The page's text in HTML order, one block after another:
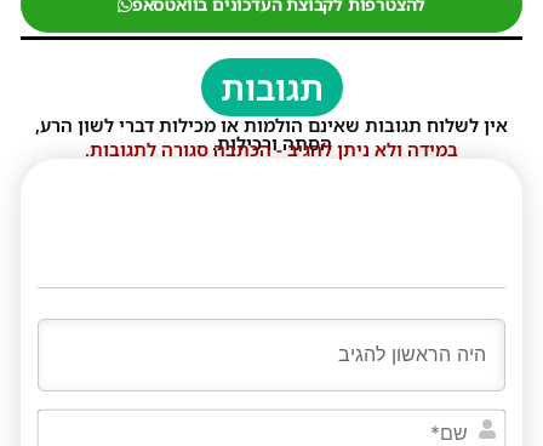
תגובות
אין לשלוח תגובות שאינם הולמות או מכילות דברי לשון הרע,
הסתה ורכילות.
במידה ולא ניתן להגיב - הכתבה סגורה לתגובות.
שם*